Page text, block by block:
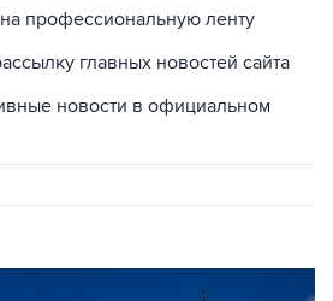
профессиональную ленту
главных новостей сайта
новости в официальном